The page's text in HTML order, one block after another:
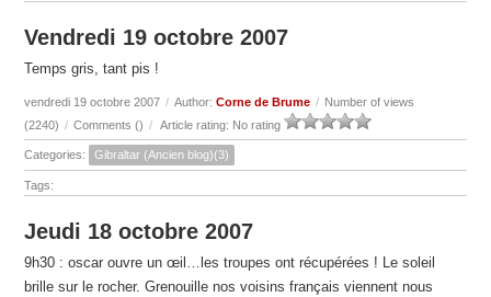
Vendredi 19 octobre 2007
Temps gris, tant pis !
vendredi 19 octobre 2007 / Author:Corne de Brume / Number of views
(2240) / Comments () / Article rating: No rating
Categories: Gibraltar (Ancien blog)(3)
Tags:
Jeudi 18 octobre 2007
9h30 : oscar ouvre un œil…les troupes ont récupérées ! Le soleil
brille sur le rocher. Grenouille nos voisins français viennent nous